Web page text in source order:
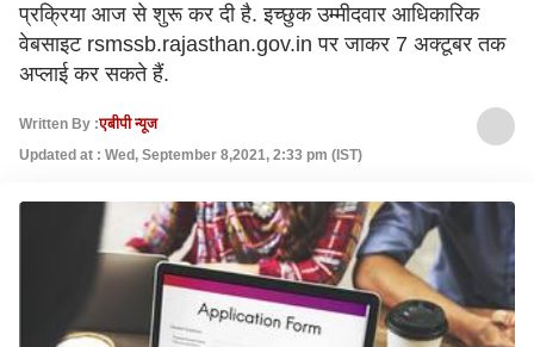
प्रक्रिया आज से शुरू कर दी है. इच्छुक उम्मीदवार आधिकारिक
वेबसाइट rsmssb.rajasthan.gov.in पर जाकर 7 अक्टूबर तक
अप्लाई कर सकते हैं.
Written By :एबीपी न्यूज
Updated at : Wed, September 8,2021, 2:33 pm (IST)